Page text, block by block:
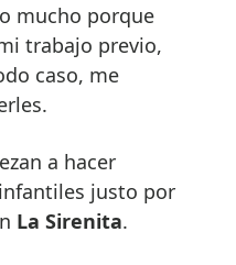
mucho porque
trabajo previo,
caso, me
a hacer
justo por
La Sirenita.